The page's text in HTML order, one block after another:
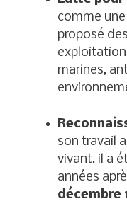
comme une
proposé
exploitation
marines,
son travail
vivant, il a
années
décembre